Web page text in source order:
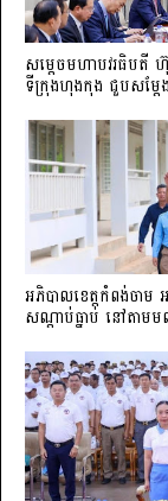
សម្តេចមហាបវរធិបតី
ទីក្រុងហុងកុង ជួបសម្តែ
អភិបាលខេត្តកំពង់ចាម
សណ្តាប់ធ្នាប់ នៅតាម